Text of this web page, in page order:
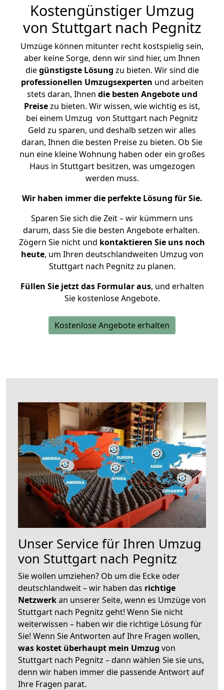
Kostengünstiger Umzug
von Stuttgart nach Pegnitz
Umzüge können mitunter recht kostspielig sein,
aber keine Sorge, denn wir sind hier, um Ihnen
diegünstigste Lösung zu bieten. Wir sind die
professionellen Umzugsexperten und arbeiten
stets daran, Ihnen die besten Angebote und
Preisezu bieten. Wir wissen, wie wichtig es ist,
bei einem Umzug von Stuttgart nach Pegnitz
Geld zu sparen, und deshalb setzen wir alles
daran, Ihnen die besten Preise zu bieten. Ob Sie
nun eine kleine Wohnung haben oder ein großes
Haus in Stuttgart besitzen, was umgezogen
werden muss.
Wir haben immer die perfekte Lösung für Sie.
Sparen Sie sich die Zeit – wir kümmern uns
darum, dass Sie die besten Angebote erhalten.
Zögern Sie nicht und kontaktieren Sie uns noch
heute, um Ihren deutschlandweiten Umzug von
Stuttgart nach Pegnitz zu planen.
Füllen Sie jetzt das Formular aus, und erhalten
Sie kostenlose Angebote.
Kostenlose Angebote erhalten
Unser Service für Ihren Umzug
von Stuttgart nach Pegnitz
Sie wollen umziehen? Ob um die Ecke oder
deutschlandweit – wir haben das richtige
Netzwerkan unserer Seite, wenn es Umzüge von
Stuttgart nach Pegnitz geht! Wenn Sie nicht
weiterwissen – haben wir die richtige Lösung für
Sie! Wenn Sie Antworten auf Ihre Fragen wollen,
was kostet überhaupt mein Umzug von
Stuttgart nach Pegnitz – dann wählen Sie sie uns,
denn wir haben immer die passende Antwort auf
Ihre Fragen parat.